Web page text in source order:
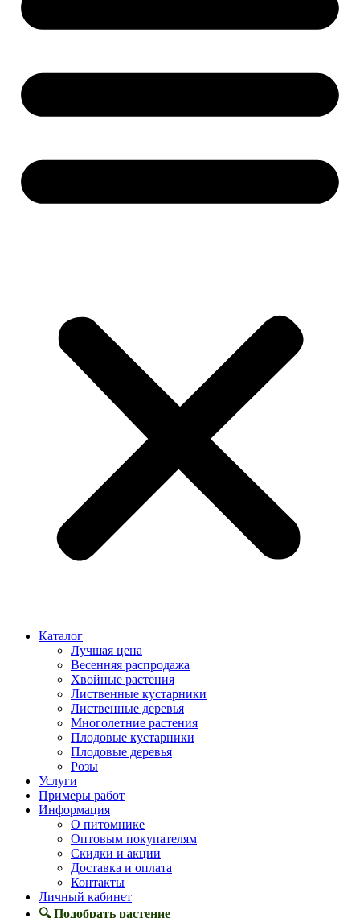
Каталог
Лучшая цена
Весенняя распродажа
Хвойные растения
Лиственные кустарники
Лиственные деревья
Многолетние растения
Плодовые кустарники
Плодовые деревья
Розы
Услуги
Примеры работ
Информация
О питомнике
Оптовым покупателям
Скидки и акции
Доставка и оплата
Контакты
Личный кабинет
🔍 Подобрать растение